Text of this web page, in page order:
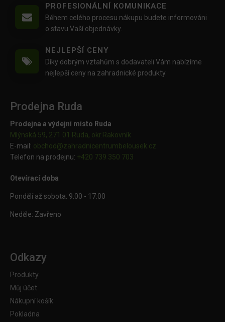
PROFESIONÁLNÍ KOMUNIKACE
Během celého procesu nákupu budete informováni
o stavu Vaší objednávky.
NEJLEPŠÍ CENY
Díky dobrým vztahům s dodavateli Vám nabízíme
nejlepší ceny na zahradnické produkty.
Prodejna Ruda
Prodejna a výdejní místo Ruda
Mlýnská 59, 271 01 Ruda, okr.Rakovník
E-mail: obchod@zahradnicentrumbelousek.cz
Telefon na prodejnu: +420 739 350 703
Otevírací doba
Pondělí až sobota: 9:00 - 17:00
Neděle: Zavřeno
Odkazy
Produkty
Můj účet
Nákupní košík
Pokladna